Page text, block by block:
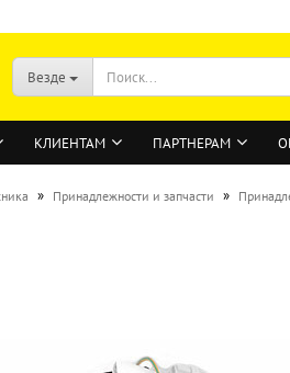
Везде
КЛИЕНТАМ ПАРТНЕРАМ
» Принадлежности и запчасти »